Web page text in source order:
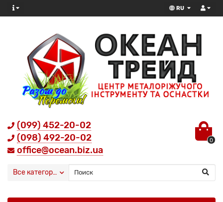
RU
(099) 452-20-02
(098) 492-20-02
office@ocean.biz.ua
0
Все категории